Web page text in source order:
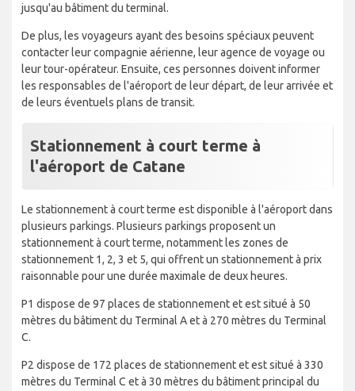
jusqu'au bâtiment du terminal.
De plus, les voyageurs ayant des besoins spéciaux peuvent
contacter leur compagnie aérienne, leur agence de voyage ou
leur tour-opérateur. Ensuite, ces personnes doivent informer
les responsables de l'aéroport de leur départ, de leur arrivée et
de leurs éventuels plans de transit.
Stationnement à court terme à
l'aéroport de Catane
Le stationnement à court terme est disponible à l'aéroport dans
plusieurs parkings. Plusieurs parkings proposent un
stationnement à court terme, notamment les zones de
stationnement 1, 2, 3 et 5, qui offrent un stationnement à prix
raisonnable pour une durée maximale de deux heures.
P1 dispose de 97 places de stationnement et est situé à 50
mètres du bâtiment du Terminal A et à 270 mètres du Terminal
C.
P2 dispose de 172 places de stationnement et est situé à 330
mètres du Terminal C et à 30 mètres du bâtiment principal du